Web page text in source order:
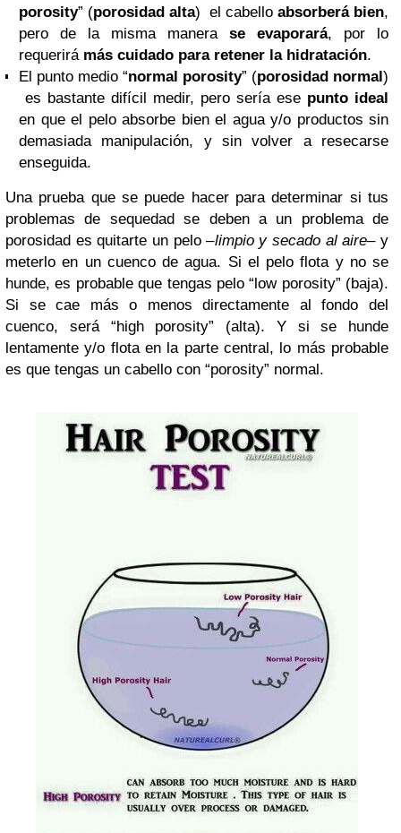
porosity” (porosidad alta) el cabello absorberá bien,
pero de la misma manera se evaporará, por lo
requerirá más cuidado para retener la hidratación.
El punto medio “normal porosity” (porosidad normal)
es bastante difícil medir, pero sería ese punto ideal
en que el pelo absorbe bien el agua y/o productos sin
demasiada manipulación, y sin volver a resecarse
enseguida.
Una prueba que se puede hacer para determinar si tus
problemas de sequedad se deben a un problema de
porosidad es quitarte un pelo –limpio y secado al aire– y
meterlo en un cuenco de agua. Si el pelo flota y no se
hunde, es probable que tengas pelo “low porosity” (baja).
Si se cae más o menos directamente al fondo del
cuenco, será “high porosity” (alta). Y si se hunde
lentamente y/o flota en la parte central, lo más probable
es que tengas un cabello con “porosity” normal.